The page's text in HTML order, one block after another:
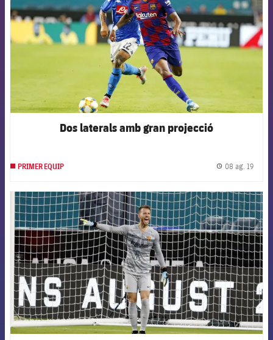
Dos laterals amb gran projecció
PRIMER EQUIP 08 ag. 19
FCB Barcelona badge